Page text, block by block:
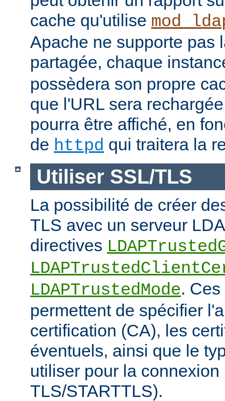
cache qu'utilise
Apache ne supporte pas
partagée, chaque
possèdera son propre
que l'URL sera
pourra être affiché, en
de httpd qui traitera la
Utiliser SSL/TLS
La possibilité de créer
TLS avec un serveur
directives
LDAPTrustedMode.
permettent de spécifier
certification (CA), les
éventuels, ainsi que le
utiliser pour la
TLS/STARTTLS).